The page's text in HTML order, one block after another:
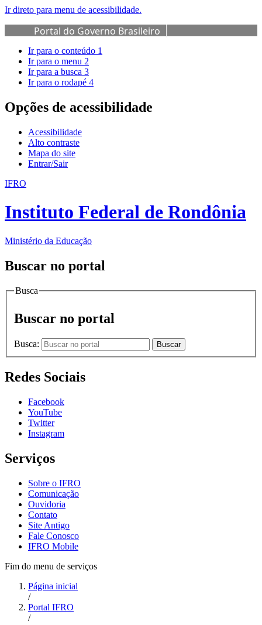
Ir direto para menu de acessibilidade.
Portal do Governo Brasileiro
Ir para o conteúdo 1
Ir para o menu 2
Ir para a busca 3
Ir para o rodapé 4
Opções de acessibilidade
Acessibilidade
Alto contraste
Mapa do site
Entrar/Sair
IFRO
Instituto Federal de Rondônia
Ministério da Educação
Buscar no portal
Busca
Buscar no portal
Busca: Buscar
Redes Sociais
Facebook
YouTube
Twitter
Instagram
Serviços
Sobre o IFRO
Comunicação
Ouvidoria
Contato
Site Antigo
Fale Conosco
IFRO Mobile
Fim do menu de serviços
Página inicial
/
Portal IFRO
/